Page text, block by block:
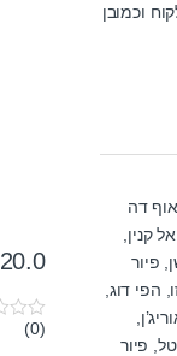
20.0
0(0)
וכמובן
דה
קנין,
פיור
הפי דוג,
פיור